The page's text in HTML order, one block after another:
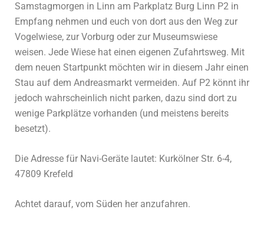
Samstagmorgen in Linn am Parkplatz Burg Linn P2 in
Empfang nehmen und euch von dort aus den Weg zur
Vogelwiese, zur Vorburg oder zur Museumswiese
weisen. Jede Wiese hat einen eigenen Zufahrtsweg. Mit
dem neuen Startpunkt möchten wir in diesem Jahr einen
Stau auf dem Andreasmarkt vermeiden. Auf P2 könnt ihr
jedoch wahrscheinlich nicht parken, dazu sind dort zu
wenige Parkplätze vorhanden (und meistens bereits
besetzt).
Die Adresse für Navi-Geräte lautet: Kurkölner Str. 6-4,
47809 Krefeld
Achtet darauf, vom Süden her anzufahren.